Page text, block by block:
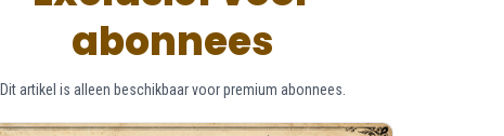
abonnees
Dit artikel is alleen beschikbaar voor premium abonnees.